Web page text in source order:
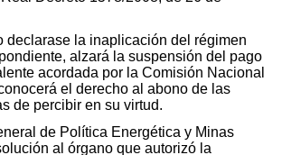
declarase la inaplicación del régimen
alzará la suspensión del pago
acordada por la Comisión Nacional
el derecho al abono de las
de percibir en su virtud.
de Política Energética y Minas
al órgano que autorizó la